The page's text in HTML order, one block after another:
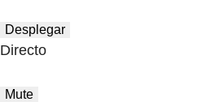
Desplegar
Directo
Mute